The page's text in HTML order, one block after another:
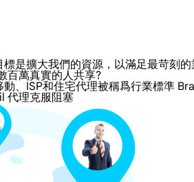
是擴大我們的資源，以滿足最苛刻
百萬真實的人共享?
、ISP和住宅代理被稱爲行業標準
代理克服阻塞